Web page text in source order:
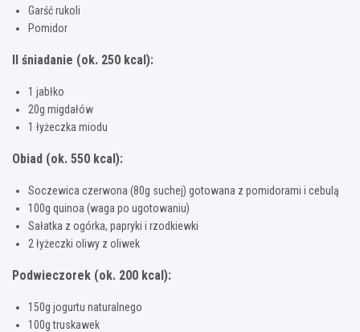
Garść rukoli
Pomidor
II śniadanie (ok. 250 kcal):
1 jabłko
20g migdałów
1 łyżeczka miodu
Obiad (ok. 550 kcal):
Soczewica czerwona (80g suchej) gotowana z pomidorami i cebulą
100g quinoa (waga po ugotowaniu)
Sałatka z ogórka, papryki i rzodkiewki
2 łyżeczki oliwy z oliwek
Podwieczorek (ok. 200 kcal):
150g jogurtu naturalnego
100g truskawek